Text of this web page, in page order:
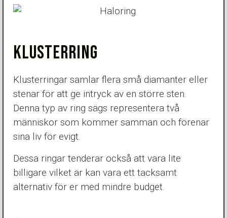
KLUSTERRING
Klusterringar samlar flera små diamanter eller
stenar för att ge intryck av en större sten.
Denna typ av ring sägs representera två
människor som kommer samman och förenar
sina liv för evigt.
Dessa ringar tenderar också att vara lite
billigare vilket är kan vara ett tacksamt
alternativ för er med mindre budget.